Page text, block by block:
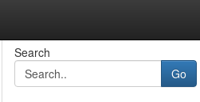
Search
Go